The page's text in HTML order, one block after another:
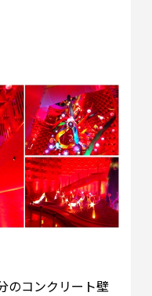
のコンクリート壁